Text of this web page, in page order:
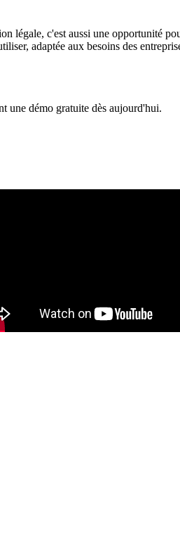
légale, c'est aussi une opportunité
adaptée aux besoins des
une démo gratuite dès aujourd'hui.